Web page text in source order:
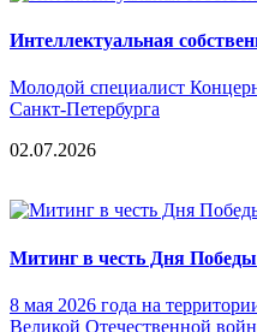
Интеллектуальная
Молодой специалист
Санкт-Петербурга
02.07.2026
Митинг в честь Дня Победы
8 мая 2026 года на
Великой Отечественной